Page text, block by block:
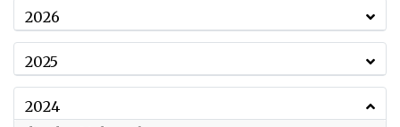
2026
2025
2024